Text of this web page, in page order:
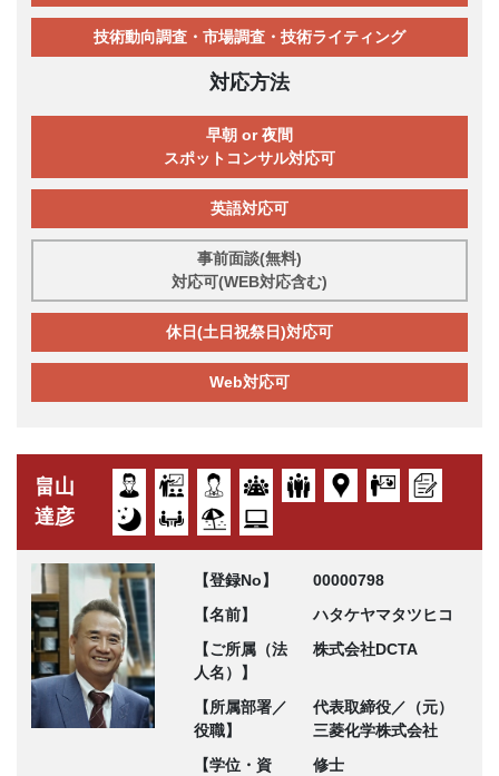
技術動向調査・市場調査・技術ライティング
対応方法
早朝 or 夜間
スポットコンサル対応可
英語対応可
事前面談(無料)
対応可(WEB対応含む)
休日(土日祝祭日)対応可
Web対応可
畠山
達彦
【登録No】
00000798
【名前】
ハタケヤマタツヒコ
【ご所属（法
人名）】
株式会社DCTA
【所属部署／
役職】
代表取締役／（元）
三菱化学株式会社
【学位・資
修士